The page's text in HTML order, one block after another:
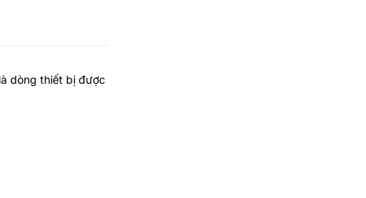
dòng thiết bị được